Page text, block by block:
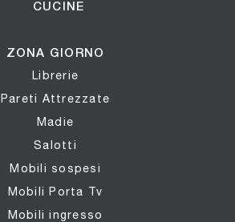
CUCINE
ZONA GIORNO
Librerie
Pareti Attrezzate
Madie
Salotti
Mobili sospesi
Mobili Porta Tv
Mobili ingresso